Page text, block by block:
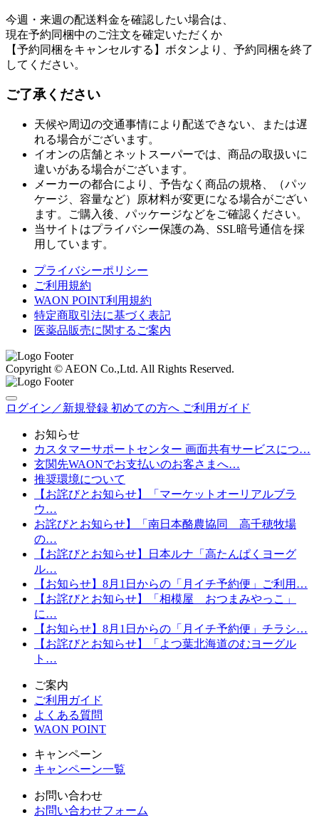
今週・来週の配送料金を確認したい場合は、
現在予約同梱中のご注文を確定いただくか
【予約同梱をキャンセルする】ボタンより、予約同梱を終了
してください。
ご了承ください
天候や周辺の交通事情により配送できない、または遅
れる場合がございます。
イオンの店舗とネットスーパーでは、商品の取扱いに
違いがある場合がございます。
メーカーの都合により、予告なく商品の規格、（パッ
ケージ、容量など）原材料が変更になる場合がござい
ます。ご購入後、パッケージなどをご確認ください。
当サイトはプライバシー保護の為、SSL暗号通信を採
用しています。
プライバシーポリシー
ご利用規約
WAON POINT利用規約
特定商取引法に基づく表記
医薬品販売に関するご案内
Copyright © AEON Co.,Ltd. All Rights Reserved.
ログイン／新規登録 初めての方へ ご利用ガイド
お知らせ
カスタマーサポートセンター 画面共有サービスにつ…
玄関先WAONでお支払いのお客さまへ…
推奨環境について
【お詫びとお知らせ】「マーケットオーリアルブラ
ウ…
お詫びとお知らせ】「南日本酪農協同 高千穂牧場
の…
【お詫びとお知らせ】日本ルナ「高たんぱくヨーグ
ル…
【お知らせ】8月1日からの「月イチ予約便」ご利用…
【お詫びとお知らせ】「相模屋 おつまみやっこ」
に…
【お知らせ】8月1日からの「月イチ予約便」チラシ…
【お詫びとお知らせ】「よつ葉北海道のむヨーグル
ト…
ご案内
ご利用ガイド
よくある質問
WAON POINT
キャンペーン
キャンペーン一覧
お問い合わせ
お問い合わせフォーム